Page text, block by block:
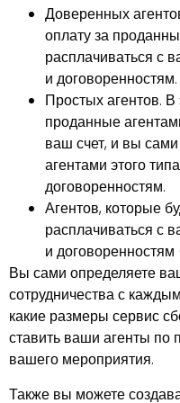
Доверенных
оплату за
расплачиваться с
и договоренностям.
Простых агентов. В
проданные
ваш счет, и вы
агентами этого
договоренностям.
Агентов, которые
расплачиваться с
и договоренностям
Вы сами определяете
сотрудничества с
какие размеры сервис
ставить ваши агенты
вашего мероприятия.
Также вы можете